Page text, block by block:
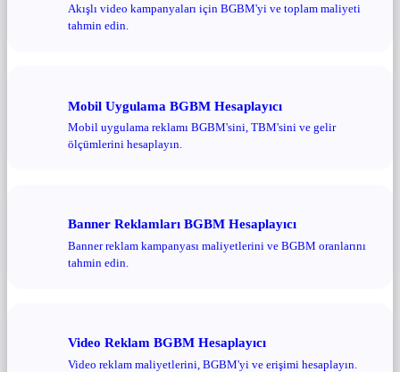
Akışlı video kampanyaları için BGBM'yi ve toplam maliyeti
tahmin edin.
Mobil Uygulama BGBM Hesaplayıcı
Mobil uygulama reklamı BGBM'sini, TBM'sini ve gelir
ölçümlerini hesaplayın.
Banner Reklamları BGBM Hesaplayıcı
Banner reklam kampanyası maliyetlerini ve BGBM oranlarını
tahmin edin.
Video Reklam BGBM Hesaplayıcı
Video reklam maliyetlerini, BGBM'yi ve erişimi hesaplayın.